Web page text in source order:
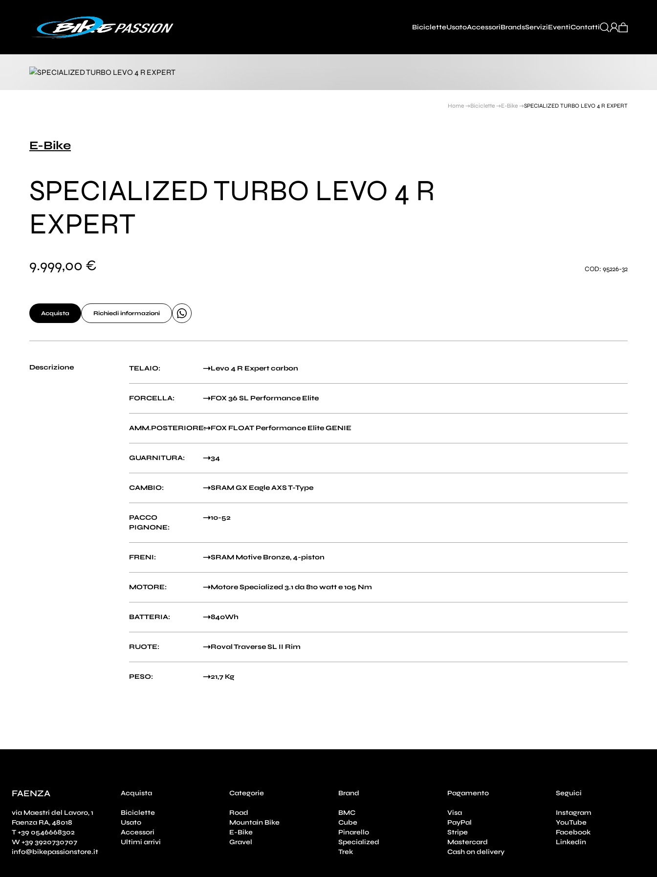
BicicletteUsatoAccessoriBrandsServiziEventiContatti
Home →Biciclette →E-Bike →SPECIALIZED TURBO LEVO 4 R EXPERT
E-Bike
SPECIALIZED TURBO LEVO 4 R
EXPERT
9.999,00 € COD: 95226-32
Acquista Richiedi informazioni
Descrizione TELAIO: Levo 4 R Expert carbon
FORCELLA: FOX 36 SL Performance Elite
AMM.POSTERIORE: FOX FLOAT Performance Elite GENIE
GUARNITURA: 34
CAMBIO: SRAM GX Eagle AXS T-Type
PACCO
PIGNONE:
10-52
FRENI: SRAM Motive Bronze, 4-piston
MOTORE: Motore Specialized 3.1 da 810 watt e 105 Nm
BATTERIA: 840Wh
RUOTE: Roval Traverse SL II Rim
PESO: 21,7 Kg
FAENZA
via Maestri del Lavoro, 1
Faenza RA, 48018
T +39 0546668302
W +39 3920730707
info@bikepassionstore.it
Acquista
Biciclette
Usato
Accessori
Ultimi arrivi
Categorie
Road
Mountain Bike
E-Bike
Gravel
Brand
BMC
Cube
Pinarello
Specialized
Trek
Pagamento
Visa
PayPal
Stripe
Mastercard
Cash on delivery
Seguici
Instagram
YouTube
Facebook
Linkedin